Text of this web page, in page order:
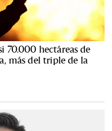
70.000 hectáreas de
más del triple de la